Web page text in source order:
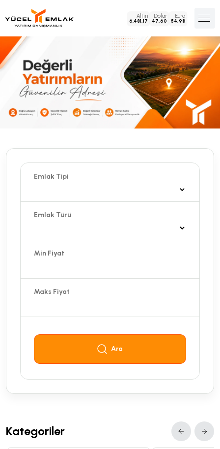
Altın
6.481,17
Dolar
47,60
Euro
54,98
Emlak Tipi
Emlak Türü
Min Fiyat
Maks Fiyat
Ara
Kategoriler